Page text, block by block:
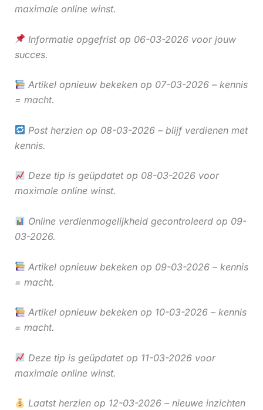
maximale online winst.
Informatie opgefrist op 06-03-2026 voor jouw
succes.
Artikel opnieuw bekeken op 07-03-2026 – kennis
= macht.
Post herzien op 08-03-2026 – blijf verdienen met
kennis.
Deze tip is geüpdatet op 08-03-2026 voor
maximale online winst.
Online verdienmogelijkheid gecontroleerd op 09-
03-2026.
Artikel opnieuw bekeken op 09-03-2026 – kennis
= macht.
Artikel opnieuw bekeken op 10-03-2026 – kennis
= macht.
Deze tip is geüpdatet op 11-03-2026 voor
maximale online winst.
Laatst herzien op 12-03-2026 – nieuwe inzichten